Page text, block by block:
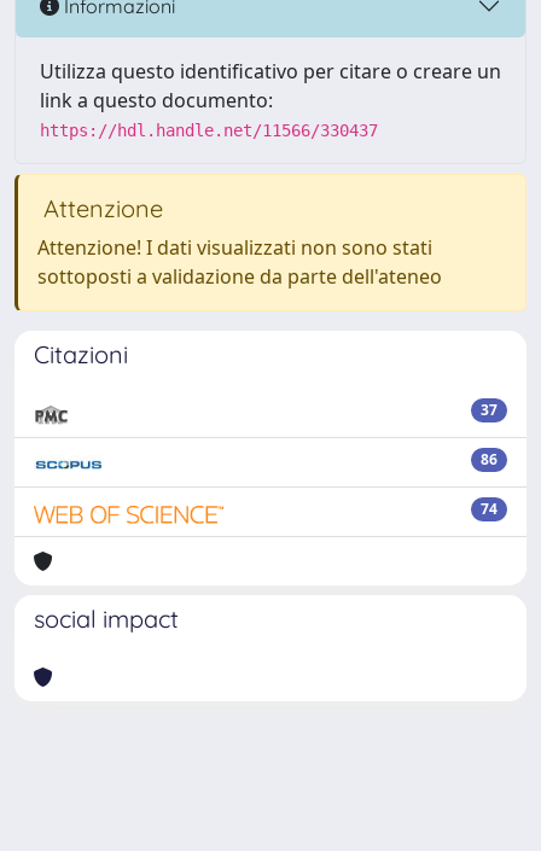
Informazioni
Utilizza questo identificativo per citare o creare un
link a questo documento:
https://hdl.handle.net/11566/330437
Attenzione
Attenzione! I dati visualizzati non sono stati
sottoposti a validazione da parte dell'ateneo
Citazioni
37
86
74
social impact